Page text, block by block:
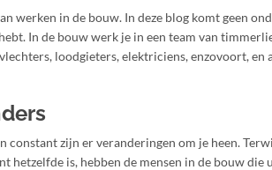
werken in de bouw. In deze blog komt geen
In de bouw werk je in een team van
loodgieters, elektriciens, enzovoort, en
constant zijn er veranderingen om je heen.
hetzelfde is, hebben de mensen in de bouw